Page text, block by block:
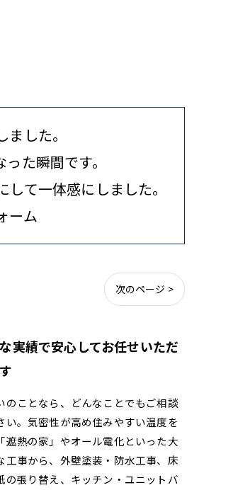
した。
た瞬間です。
て一体感にしました。
ーム
次のページ >
実績で安心してお任せいただ
のことなら、どんなことでもご相談
い。気密性が高め住みやすい温度を
遮熱の家」やオール電化といった大
工事から、外壁塗装・防水工事、床
の張り替え、キッチン・ユニットバ